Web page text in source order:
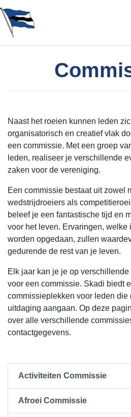
Naast het roeien kunnen leden
organisatorisch en creatief vlak
een commissie. Met een groep
leden, realiseer je verschillende
zaken voor de vereniging.
Een commissie bestaat uit zowel
wedstrijdroeiers als
beleef je een fantastische tijd en
voor het leven. Ervaringen,
worden opgedaan, zullen
gedurende de rest van je leven.
Elk jaar kan je je op
voor een commissie. Skadi biedt
commissieplekken voor leden die
uitdaging aangaan. Op deze
over alle verschillende
contactgegevens.
Activiteiten Commissie
Afroei Commissie